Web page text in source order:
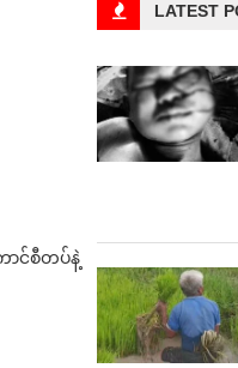
ာင်စီတပ်နဲ့
LATEST